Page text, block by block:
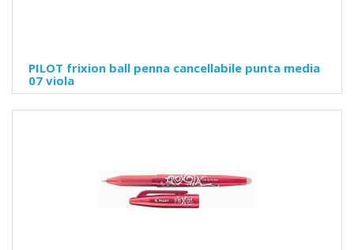
PILOT frixion ball penna cancellabile punta media
07 viola